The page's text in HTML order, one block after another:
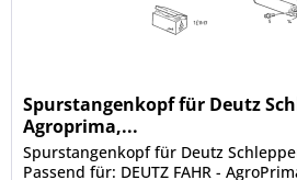
Spurstangenkopf für Deutz
Agroprima,...
Spurstangenkopf für Deutz
Passend für: DEUTZ FAHR -